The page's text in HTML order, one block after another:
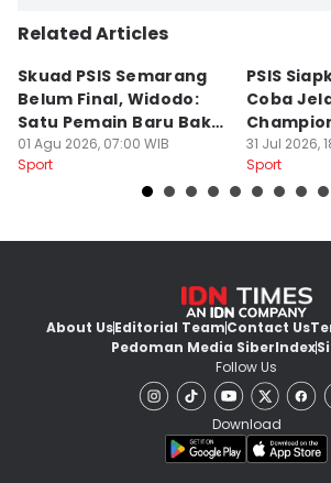
Related Articles
Skuad PSIS Semarang
Belum Final, Widodo:
Satu Pemain Baru Bakal
Gabung
01 Agu 2026, 07:00 WIB
Sport
PSIS
Coba
Calon
31 Jul 2026,
Sport
About UsEditorial TeamContact Us
Pedoman Media SiberIndex
Follow Us
Download